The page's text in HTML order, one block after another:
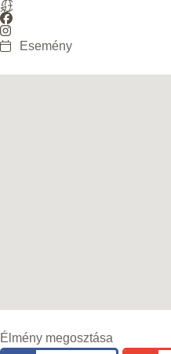
Esemény
Élmény megosztása